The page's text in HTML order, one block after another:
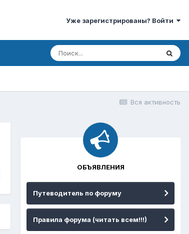
Уже зарегистрированы? Войти
Вся активность
ОБЪЯВЛЕНИЯ
Путеводитель по форуму
Правила форума (читать всем!!!)